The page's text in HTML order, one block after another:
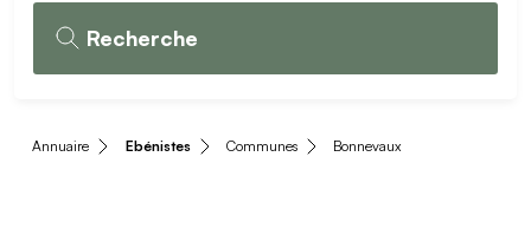
Recherche
Annuaire Ebénistes Communes Bonnevaux